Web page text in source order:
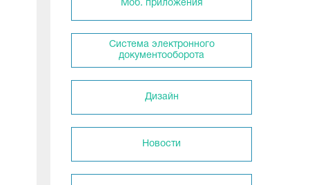
Моб. приложения
Система электронного
документооборота
Дизайн
Новости